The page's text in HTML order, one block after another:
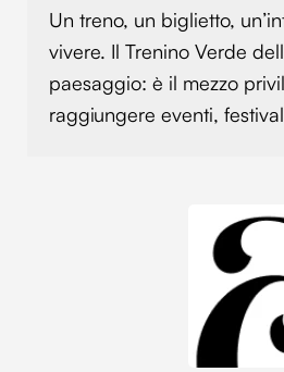
Un treno, un biglietto,
vivere. Il Trenino Verde
paesaggio: è il mezzo
raggiungere eventi, festival